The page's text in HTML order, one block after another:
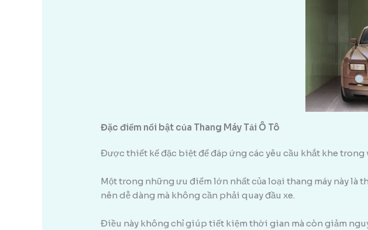
Đặc điểm nổi bật của Thang Máy Tải Ô Tô
Được thiết kế đặc biệt để đáp ứng các yêu cầu khắt khe trong
Một trong những ưu điểm lớn nhất của loại thang máy này là
nên dễ dàng mà không cần phải quay đầu xe.
Điều này không chỉ giúp tiết kiệm thời gian mà còn giảm